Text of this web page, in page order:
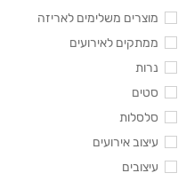
מוצרים משלימים לאריזה
ממתקים לאירועים
נרות
סטים
סלסלות
עיצוב אירועים
עיצובים